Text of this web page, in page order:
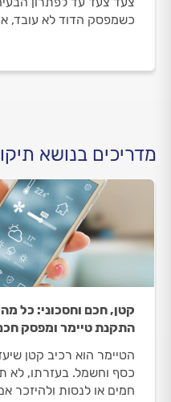
כשמפסק הדוד לא עובד,
מדריכים בנושא
קטן, חכם וחסכוני: כל
התקנת טיימר ומפסק
הטיימר הוא רכיב קטן
כסף וחשמל. בעזרתו, לא
חמים או לנסות ולהיזכר